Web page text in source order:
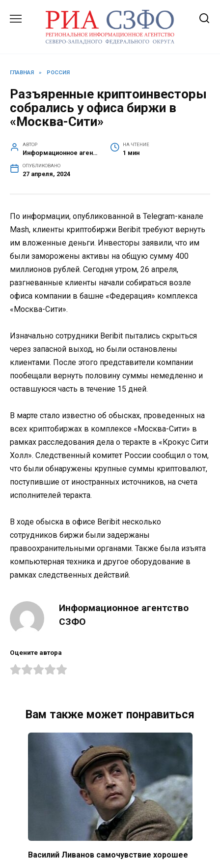
содержанию
ГЛАВНАЯ » РОССИЯ
Разъяренные криптоинвесторы
собрались у офиса биржи в
«Москва-Сити»
АВТОР
Информационное агентство СЗФО
НА ЧТЕНИЕ
1 мин
ОПУБЛИКОВАНО
27 апреля, 2024
По информации, опубликованной в Telegram-канале
Mash, клиенты криптобиржи Beribit требуют вернуть
им вложенные деньги. Инвесторы заявили, что им
были заморожены активы на общую сумму 400
миллионов рублей. Сегодня утром, 26 апреля,
разгневанные клиенты начали собираться возле
офиса компании в башне «Федерация» комплекса
«Москва-Сити».
Изначально сотрудники Beribit пытались скрыться
через запасной выход, но были остановлены
клиентами. После этого представители компании
пообещали вернуть половину суммы немедленно и
оставшуюся часть в течение 15 дней.
В марте стало известно об обысках, проведенных на
всех криптобиржах в комплексе «Москва-Сити» в
рамках расследования дела о теракте в «Крокус Сити
Холл». Следственный комитет России сообщил о том,
что были обнаружены крупные суммы криптовалют,
поступившие от иностранных источников, на счета
исполнителей теракта.
В ходе обыска в офисе Beribit несколько
сотрудников биржи были задержаны
правоохранительными органами. Также была изъята
компьютерная техника и другое оборудование в
рамках следственных действий.
Информационное агентство
СЗФО
Оцените автора
Вам также может понравиться
Василий Ливанов самочувствие хорошее